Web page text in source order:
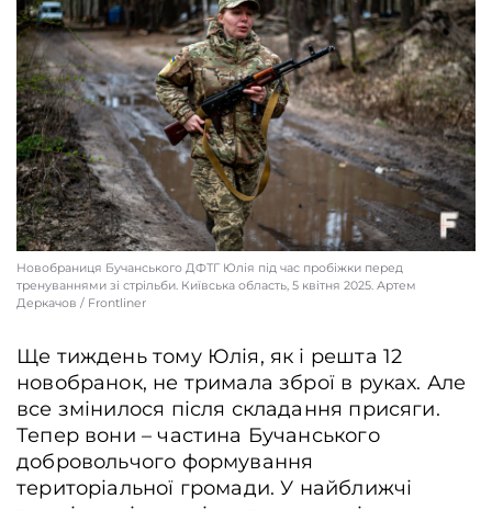
Новобраниця Бучанського ДФТГ Юлія під час пробіжки перед
тренуваннями зі стрільби. Київcька область, 5 квітня 2025. Артем
Деркачов / Frontliner
Ще тиждень тому Юлія, як і решта 12
новобранок, не тримала зброї в руках. Але
все змінилося після складання присяги.
Тепер вони – частина Бучанського
добровольчого формування
територіальної громади. У найближчі